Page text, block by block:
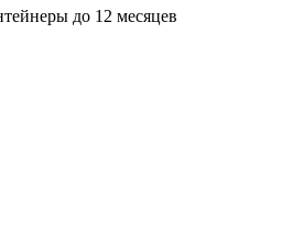
до 12 месяцев